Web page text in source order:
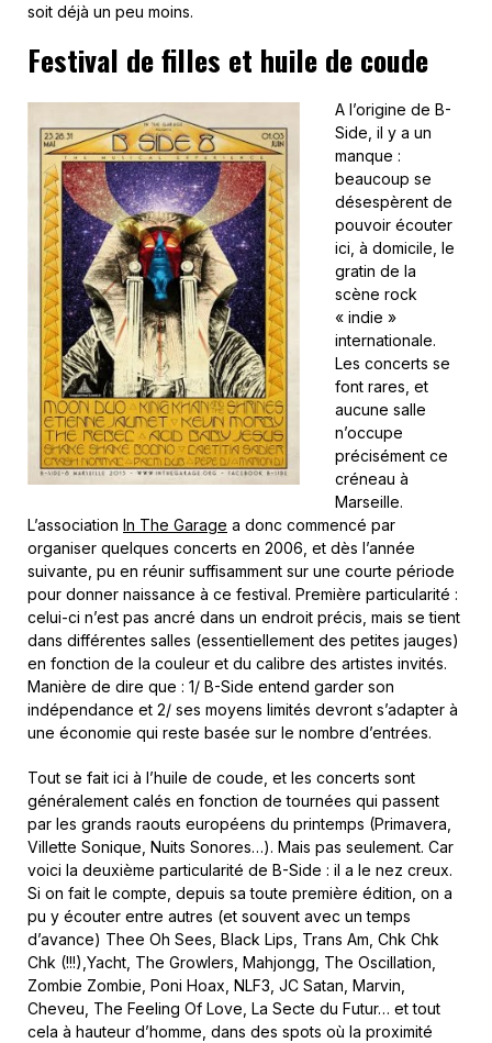
soit déjà un peu moins.
Festival de filles et huile de coude
A l’origine de B-
Side, il y a un
manque :
beaucoup se
désespèrent de
pouvoir écouter
ici, à domicile, le
gratin de la
scène rock
« indie »
internationale.
Les concerts se
font rares, et
aucune salle
n’occupe
précisément ce
créneau à
Marseille.
L’association In The Garage a donc commencé par
organiser quelques concerts en 2006, et dès l’année
suivante, pu en réunir suffisamment sur une courte période
pour donner naissance à ce festival. Première particularité :
celui-ci n’est pas ancré dans un endroit précis, mais se tient
dans différentes salles (essentiellement des petites jauges)
en fonction de la couleur et du calibre des artistes invités.
Manière de dire que : 1/ B-Side entend garder son
indépendance et 2/ ses moyens limités devront s’adapter à
une économie qui reste basée sur le nombre d’entrées.
Tout se fait ici à l’huile de coude, et les concerts sont
généralement calés en fonction de tournées qui passent
par les grands raouts européens du printemps (Primavera,
Villette Sonique, Nuits Sonores…). Mais pas seulement. Car
voici la deuxième particularité de B-Side : il a le nez creux.
Si on fait le compte, depuis sa toute première édition, on a
pu y écouter entre autres (et souvent avec un temps
d’avance) Thee Oh Sees, Black Lips, Trans Am, Chk Chk
Chk (!!!),Yacht, The Growlers, Mahjongg, The Oscillation,
Zombie Zombie, Poni Hoax, NLF3, JC Satan, Marvin,
Cheveu, The Feeling Of Love, La Secte du Futur… et tout
cela à hauteur d’homme, dans des spots où la proximité